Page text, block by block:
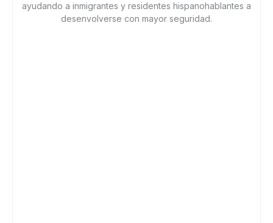
ayudando a inmigrantes y residentes hispanohablantes a
desenvolverse con mayor seguridad.